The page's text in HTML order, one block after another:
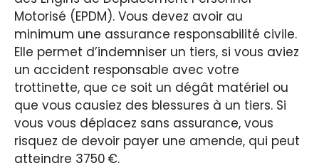
Motorisé (EPDM). Vous devez avoir au
minimum une assurance responsabilité civile.
Elle permet d’indemniser un tiers, si vous aviez
un accident responsable avec votre
trottinette, que ce soit un dégât matériel ou
que vous causiez des blessures à un tiers. Si
vous vous déplacez sans assurance, vous
risquez de devoir payer une amende, qui peut
atteindre 3750 €.